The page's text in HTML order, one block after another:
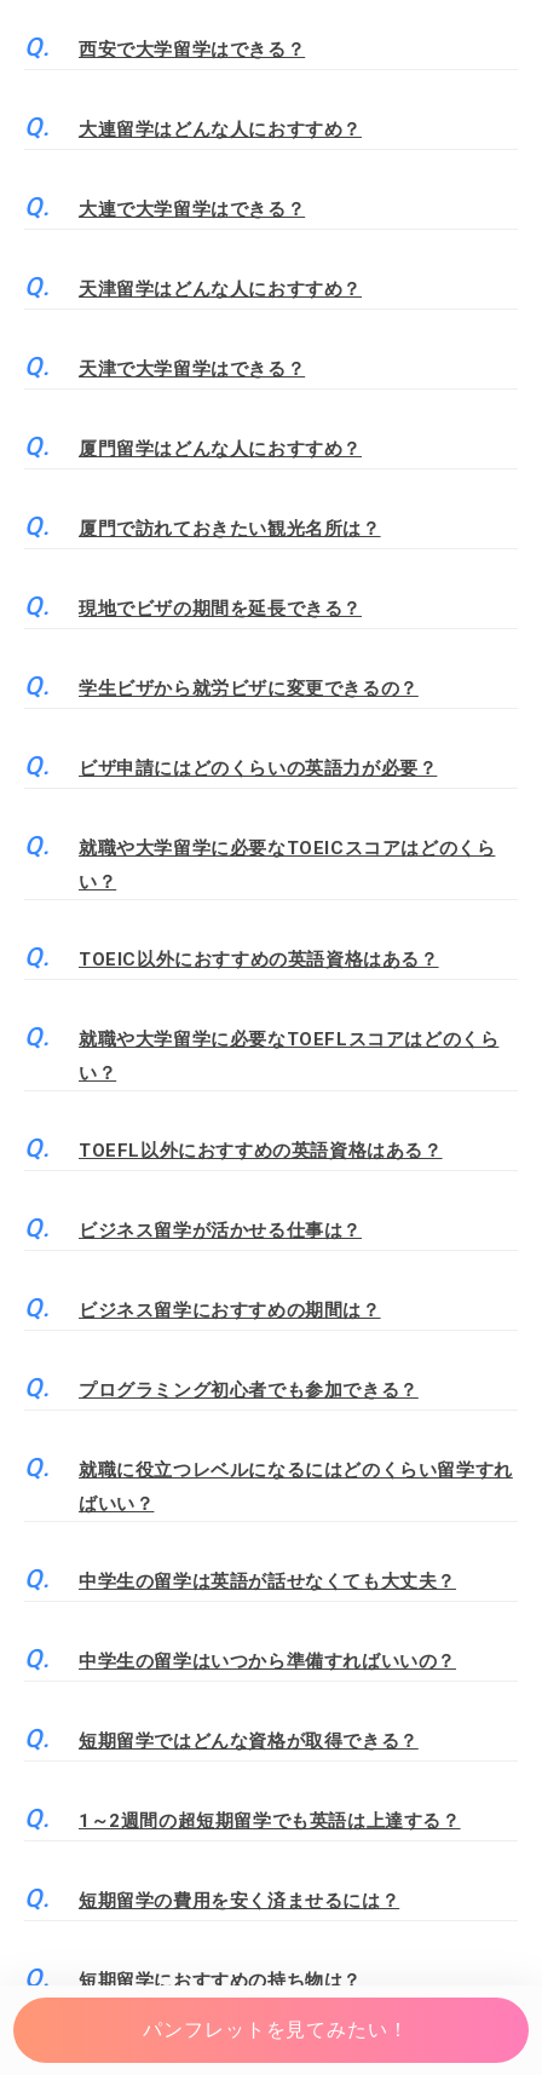
西安で大学留学はできる？
大連留学はどんな人におすすめ？
大連で大学留学はできる？
天津留学はどんな人におすすめ？
天津で大学留学はできる？
厦門留学はどんな人におすすめ？
厦門で訪れておきたい観光名所は？
現地でビザの期間を延長できる？
学生ビザから就労ビザに変更できるの？
ビザ申請にはどのくらいの英語力が必要？
就職や大学留学に必要なTOEICスコアはどのくら
い？
TOEIC以外におすすめの英語資格はある？
就職や大学留学に必要なTOEFLスコアはどのくら
い？
TOEFL以外におすすめの英語資格はある？
ビジネス留学が活かせる仕事は？
ビジネス留学におすすめの期間は？
プログラミング初心者でも参加できる？
就職に役立つレベルになるにはどのくらい留学すれ
ばいい？
中学生の留学は英語が話せなくても大丈夫？
中学生の留学はいつから準備すればいいの？
短期留学ではどんな資格が取得できる？
1～2週間の超短期留学でも英語は上達する？
短期留学の費用を安く済ませるには？
短期留学におすすめの持ち物は？
高校生の短期留学って英語が話せなくても大丈夫？
パンフレットを見てみたい！